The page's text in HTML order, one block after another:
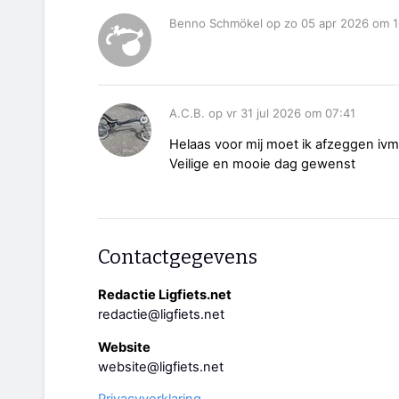
Benno Schmökel op zo 05 apr 2026 om
A.C.B. op vr 31 jul 2026 om 07:41
Helaas voor mij moet ik afzeggen
Veilige en mooie dag gewenst
Contactgegevens
Redactie Ligfiets.net
redactie@ligfiets.net
Website
website@ligfiets.net